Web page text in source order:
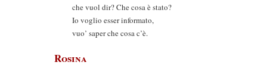
che vuol dir? Che cosa è stato?
Io voglio esser informato,
vuo’ saper che cosa c’è.
Rosina